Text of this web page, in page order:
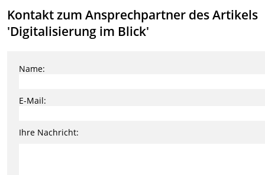
Kontakt zum Ansprechpartner des Artikels
'Digitalisierung im Blick'
Name:
E-Mail:
Ihre Nachricht: